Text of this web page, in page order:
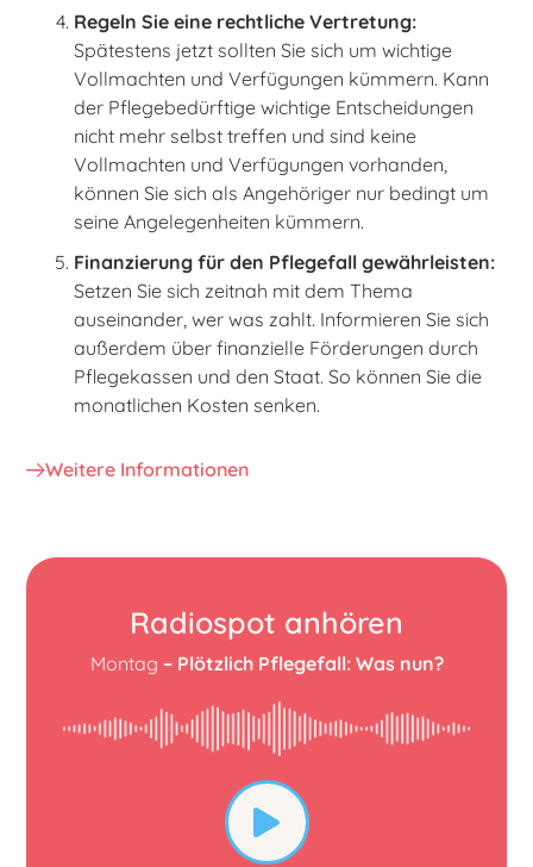
Regeln Sie eine rechtliche Vertretung:
Spätestens jetzt sollten Sie sich um wichtige
Vollmachten und Verfügungen kümmern. Kann
der Pflegebedürftige wichtige Entscheidungen
nicht mehr selbst treffen und sind keine
Vollmachten und Verfügungen vorhanden,
können Sie sich als Angehöriger nur bedingt um
seine Angelegenheiten kümmern.
Finanzierung für den Pflegefall gewährleisten:
Setzen Sie sich zeitnah mit dem Thema
auseinander, wer was zahlt. Informieren Sie sich
außerdem über finanzielle Förderungen durch
Pflegekassen und den Staat. So können Sie die
monatlichen Kosten senken.
Weitere Informationen
Radiospot anhören
Montag – Plötzlich Pflegefall: Was nun?